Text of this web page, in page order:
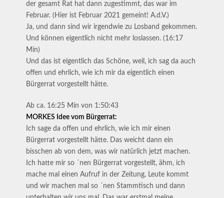
der gesamt Rat hat dann zugestimmt, das war im
Februar. (Hier ist Februar 2021 gemeint! A.d.V.)
Ja, und dann sind wir irgendwie zu Losband gekommen.
Und können eigentlich nicht mehr loslassen. (16:17
Min)
Und das ist eigentlich das Schöne, weil, ich sag da auch
offen und ehrlich, wie ich mir da eigentlich einen
Bürgerrat vorgestellt hätte.
Ab ca. 16:25 Min von 1:50:43
MORKES Idee vom Bürgerrat:
Ich sage da offen und ehrlich, wie ich mir einen
Bürgerrat vorgestellt hätte. Das weicht dann ein
bisschen ab von dem, was wir natürlich jetzt machen.
Ich hatte mir so ´nen Bürgerrat vorgestellt, ähm, ich
mache mal einen Aufruf in der Zeitung, Leute kommt
und wir machen mal so ´nen Stammtisch und dann